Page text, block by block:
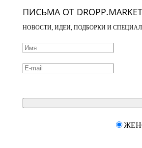
ПИСЬМА ОТ DROPP.MARKET
НОВОСТИ, ИДЕИ, ПОДБОРКИ И